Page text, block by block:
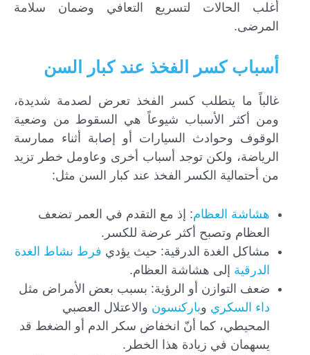
أغلب الحالات لتسريع التعافي وضمان سلامة
المرضى.
أسباب كسر الفخذ عند كبار السن
غالباً ما يتطلب كسر الفخذ تعرض لصدمة شديدة،
ومن أكثر الأسباب شيوعاً هي السقوط من وضعية
الوقوف وحوادث السيارات أو إصابة أثناء ممارسة
الرياضة، ولكن توجد أسباب أخرى وعاومل خطر تزيد
من أحتمالية الكسر الفخذ عند كبار السن مثل:
هشاشة العظام: إذ مع التقدم في العمر تضعف
العظام وتصبح أكثر عرضة للكسر.
مشاكل الغدة الدرقية: حيث يؤدي فرط نشاط الغدة
الدرقية إلى هشاشة العظام.
ضعف التوازن أو الرؤية: بسبب بعض الأمراض مثل
داء السكري وباركنسون والاعتلال العصبي
المحيطي، كما أنّ انخفاض سكر الدم أو الضغط قد
يسهمان في زيادة هذا الخطر.